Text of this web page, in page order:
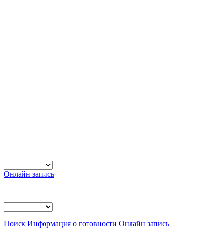
Онлайн запись
Поиск Информация о готовности Онлайн запись